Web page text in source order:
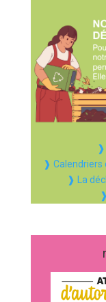
❱
❱ Calendriers
❱ La